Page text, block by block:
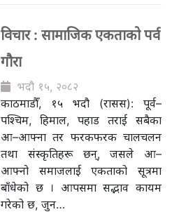
विचार : सामाजिक एकताको पर्व
गौरा
भदौ १५, २०८२
काठमाडौँ, १५ भदौ (रासस): पूर्व–
पश्चिम, हिमाल, पहाड तराई सबैका
आ–आफ्ना तर फरकफरक चालचलन
तथा संस्कृतिहरू छन्, जसले आ–
आफ्नो समाजलाई एकताको सूत्रमा
बाँधेको छ । आपसमा सद्भाव कायम
गरेको छ, जुन…